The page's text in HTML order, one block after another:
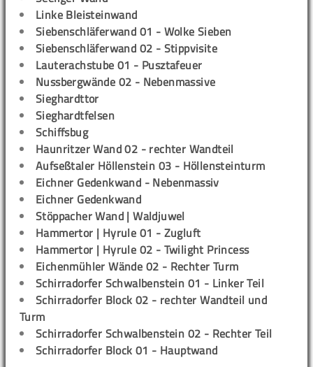
Linke Bleisteinwand
Siebenschläferwand 01 - Wolke Sieben
Siebenschläferwand 02 - Stippvisite
Lauterachstube 01 - Pusztafeuer
Nussbergwände 02 - Nebenmassive
Sieghardttor
Sieghardtfelsen
Schiffsbug
Haunritzer Wand 02 - rechter Wandteil
Aufseßtaler Höllenstein 03 - Höllensteinturm
Eichner Gedenkwand - Nebenmassiv
Eichner Gedenkwand
Stöppacher Wand | Waldjuwel
Hammertor | Hyrule 01 - Zugluft
Hammertor | Hyrule 02 - Twilight Princess
Eichenmühler Wände 02 - Rechter Turm
Schirradorfer Schwalbenstein 01 - Linker Teil
Schirradorfer Block 02 - rechter Wandteil und
Turm
Schirradorfer Schwalbenstein 02 - Rechter Teil
Schirradorfer Block 01 - Hauptwand